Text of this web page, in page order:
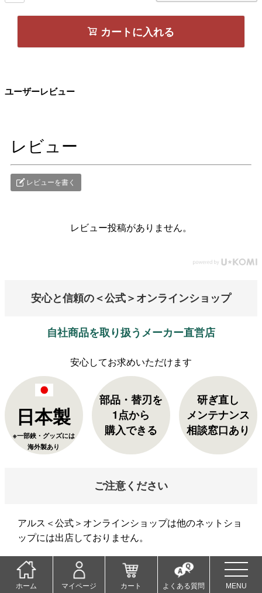
カートに入れる
ユーザーレビュー
レビュー
レビューを書く
レビュー投稿がありません。
安心と信頼の＜公式＞オンラインショップ
自社商品を取り扱うメーカー直営店
日本製
※一部鋏・グッズには
海外製あり
部品・替刃を
1点から
購入できる
研ぎ直し
メンテナンス
相談窓口あり
ご注意ください
アルス＜公式＞オンラインショップは他のネットショ
ップには出店しておりません。
当店以外でご購入された商品の返品・交換は承れませ
ん。ご了承くださいませ。
ホーム マイページ カート よくある質問 MENU